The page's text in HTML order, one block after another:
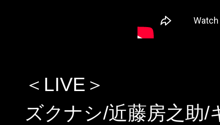
＜LIVE＞
ズクナシ/近藤房之助/